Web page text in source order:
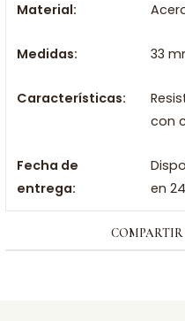
Material:
Medidas: 33
Características:
con
Fecha de
entrega:
en
COMPARTIR